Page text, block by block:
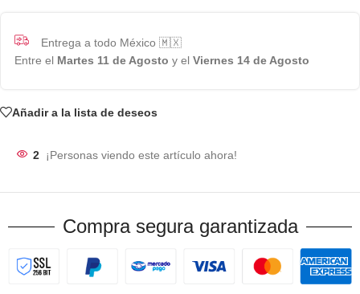
Entrega a todo México 🇲🇽
Entre el Martes 11 de Agosto y el Viernes 14 de Agosto
Añadir a la lista de deseos
2 ¡Personas viendo este artículo ahora!
Compra segura garantizada